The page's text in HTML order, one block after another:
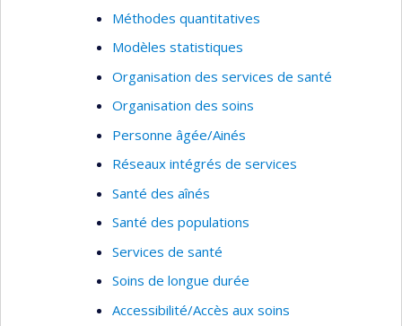
Méthodes quantitatives
Modèles statistiques
Organisation des services de santé
Organisation des soins
Personne âgée/Ainés
Réseaux intégrés de services
Santé des aînés
Santé des populations
Services de santé
Soins de longue durée
Accessibilité/Accès aux soins